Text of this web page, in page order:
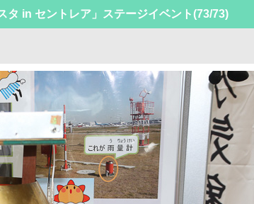
タ in セントレア」ステージイベント(73/73)